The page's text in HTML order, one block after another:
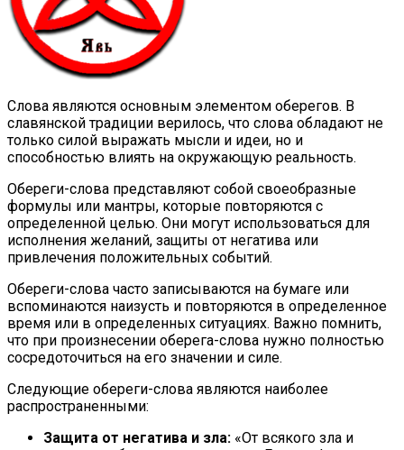
Слова являются основным элементом оберегов. В
славянской традиции верилось, что слова обладают не
только силой выражать мысли и идеи, но и
способностью влиять на окружающую реальность.
Обереги-слова представляют собой своеобразные
формулы или мантры, которые повторяются с
определенной целью. Они могут использоваться для
исполнения желаний, защиты от негатива или
привлечения положительных событий.
Обереги-слова часто записываются на бумаге или
вспоминаются наизусть и повторяются в определенное
время или в определенных ситуациях. Важно помнить,
что при произнесении оберега-слова нужно полностью
сосредоточиться на его значении и силе.
Следующие обереги-слова являются наиболее
распространенными:
Защита от негатива и зла: «От всякого зла и